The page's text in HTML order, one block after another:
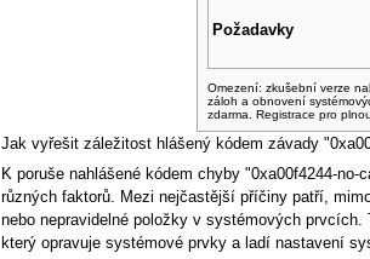
Jak vyřešit záležitost hlášený kódem závady
K poruše nahlášené kódem chyby "0xa00f4244-
různých faktorů. Mezi nejčastější příčiny patří,
nebo nepravidelné položky v systémových
který opravuje systémové prvky a ladí nastavení
Požadavky
Omezení: zkušební verze
záloh a obnovení
zdarma. Registrace pro